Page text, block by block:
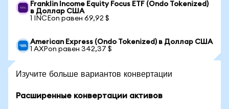
Franklin Income Equity Focus ETF (Ondo Tokenized)
в Доллар США
1 INCEon равен 69,92 $
American Express (Ondo Tokenized) в Доллар США
1 AXPon равен 342,37 $
Изучите больше вариантов конвертации
Расширенные конвертации активов